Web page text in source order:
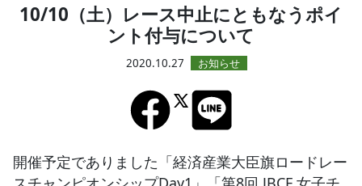
チーム・選手
競技ガイド
加盟・登録
エントリー
10/10（土）レース中止にともなうポイ
ント付与について
2020.10.27
開催予定でありました「経済産業大臣旗ロードレー